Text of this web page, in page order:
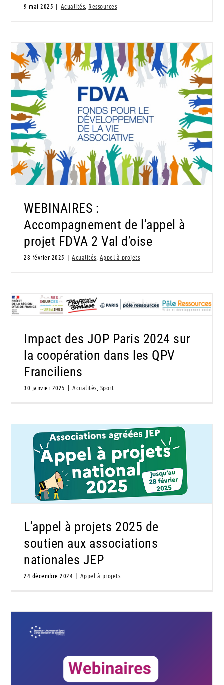
9 mai 2025 | Acualités Ressources
WEBINAIRES : Accompagnement de l’appel à
projet FDVA 2 Val d’oise
WEBINAIRES :
Accompagnement de l’appel à
projet FDVA 2 Val d’oise
28 février 2025 | Acualités Appel à projets
Impact des JOP Paris 2024 sur la
coopération dans les QPV Franciliens
Impact des JOP Paris 2024 sur
la coopération dans les QPV
Franciliens
30 janvier 2025 | Acualités Sport
L’appel à projets 2025 de soutien aux
associations nationales JEP
L’appel à projets 2025 de
soutien aux associations
nationales JEP
24 décembre 2024 | Appel à projets
Cycle de webinaires d’accompagnement pour
projets européens de jeunes subventionnés